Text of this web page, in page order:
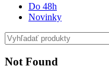
Do 48h
Novinky
Not Found